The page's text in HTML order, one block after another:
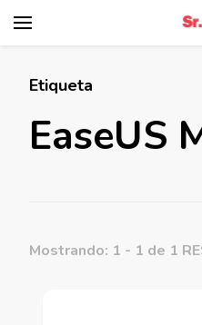
Etiqueta
EaseUS
Mostrando: 1 - 1 de 1